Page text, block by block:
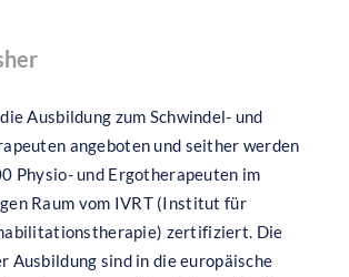
Ausbildung zum Schwindel- und
angeboten und seither werden
Physio- und Ergotherapeuten im
Raum vom IVRT (Institut für
zertifiziert. Die
Ausbildung sind in die europäische